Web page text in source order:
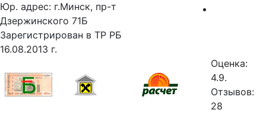
Юр. адрес: г.Минск, пр-т
Дзержинского 71Б
Зарегистрирован в ТР РБ
16.08.2013 г.
Оценка:
4.9.
Отзывов:
28